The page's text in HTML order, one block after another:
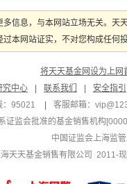
信息，与本网站立场无关。
本网站证实，不对您构成任
将天天基金网设为上网
究中心 联系我们
安全指引
：95021
客服邮箱：
证监会批准的基金销售机构
中国证监会上海监
天天基金销售有限公司 2011-